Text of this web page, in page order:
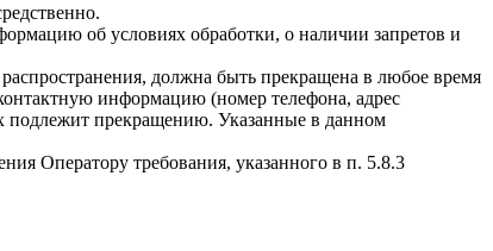
об условиях обработки, о наличии запретов и
должна быть прекращена в любое время
информацию (номер телефона, адрес
подлежит прекращению. Указанные в данном
Оператору требования, указанного в п. 5.8.3